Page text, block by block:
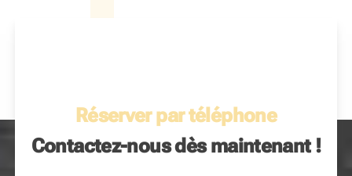
Réserver par téléphone
Contactez-nous dès maintenant !